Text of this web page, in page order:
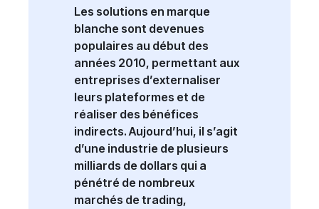
Les solutions en marque
blanche sont devenues
populaires au début des
années 2010, permettant aux
entreprises d’externaliser
leurs plateformes et de
réaliser des bénéfices
indirects. Aujourd’hui, il s’agit
d’une industrie de plusieurs
milliards de dollars qui a
pénétré de nombreux
marchés de trading,